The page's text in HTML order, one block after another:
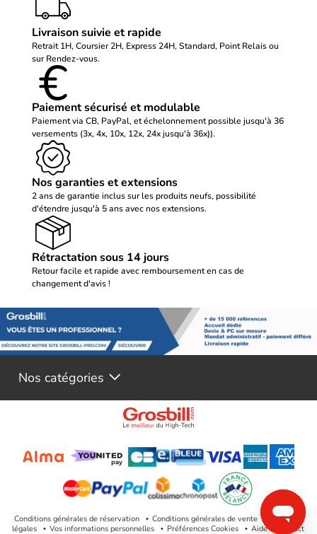
Livraison suivie et rapide
Retrait 1H, Coursier 2H, Express 24H, Standard, Point Relais ou
sur Rendez-vous.
Paiement sécurisé et modulable
Paiement via CB, PayPal, et échelonnement possible jusqu'à 36
versements (3x, 4x, 10x, 12x, 24x jusqu'à 36x)).
Nos garanties et extensions
2 ans de garantie inclus sur les produits neufs, possibilité
d'étendre jusqu'à 5 ans avec nos extensions.
Rétractation sous 14 jours
Retour facile et rapide avec remboursement en cas de
changement d'avis !
Nos catégories
Conditions générales de réservation Conditions générales de vente
Mentions
légales
Vos informations personnelles Préférences Cookies
Aide & Contact